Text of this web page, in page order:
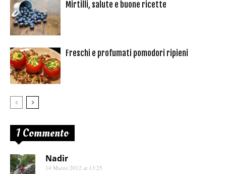
Mirtilli, salute e buone ricette
Freschi e profumati pomodori ripieni
1 Commento
Nadir
14 Marzo 2012 at 13:25